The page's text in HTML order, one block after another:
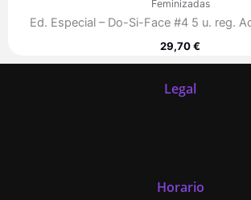
Feminizadas
Ed. Especial – Do-Si-Face #4 5 u. reg.
29,70€
Legal
Horario